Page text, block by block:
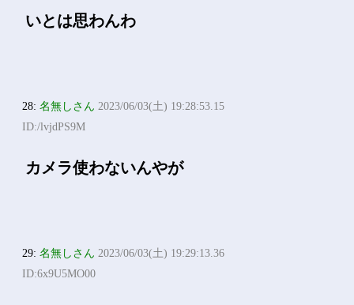
いとは思わんわ
28:名無しさん 2023/06/03(土) 19:28:53.15
ID:/lvjdPS9M
カメラ使わないんやが
29:名無しさん 2023/06/03(土) 19:29:13.36
ID:6x9U5MO00